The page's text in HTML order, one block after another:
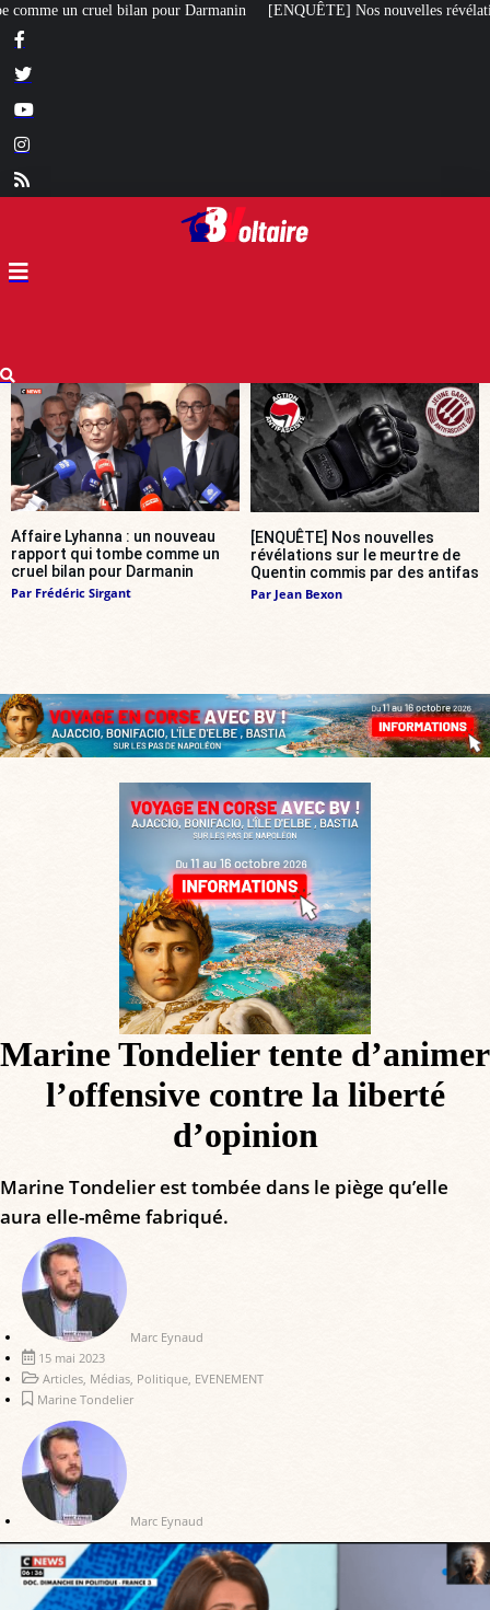
[ENQUÊTE] Nos nouvelles révélations sur le meurtre de Quentin
Affaire Lyhanna : un nouveau
rapport qui tombe comme un
cruel bilan pour Darmanin
Par Frédéric Sirgant
[ENQUÊTE] Nos nouvelles
révélations sur le meurtre de
Quentin commis par des antifas
Par Jean Bexon
Marine Tondelier tente d’animer
l’offensive contre la liberté
d’opinion
Marine Tondelier est tombée dans le piège qu’elle
aura elle-même fabriqué.
Marc Eynaud
15 mai 2023
Articles, Médias, Politique, EVENEMENT
Marine Tondelier
Marc Eynaud